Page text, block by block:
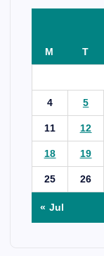
M T
4 5
11 12
18 19
25 26
« Jul